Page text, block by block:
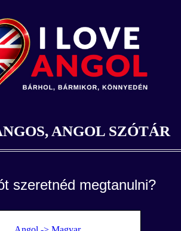
ANGOL SZÓTÁR
szeretnéd megtanulni?